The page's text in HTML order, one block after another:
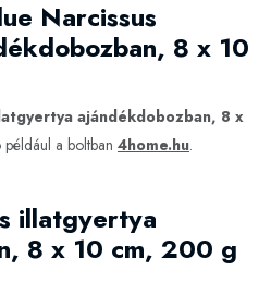
Narcissus
8 x 10
ajándékdobozban, 8 x
a boltban 4home.hu.
illatgyertya
8 x 10 cm, 200 g